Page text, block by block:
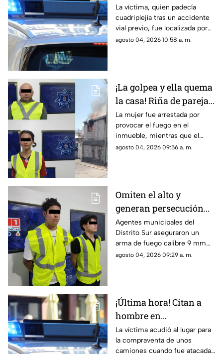
encuentra MUERTA,
pero la postura de su
cuerpo desata
sospechas
La víctima, quien padecía
cuadriplejía tras un accidente
vial previo, fue localizada por
su hermano; las autoridades
agosto 04, 2026 10:58 a. m.
¡La golpea y ella quema
la casa! Riña de pareja
termina en incendio
total de vivienda en
Ciudad Juárez
La mujer fue arrestada por
provocar el fuego en el
inmueble, mientras que el
hombre fue detenido por
agosto 04, 2026 09:56 a. m.
Omiten el alto y
generan persecución
en Ciudad Juárez; tres
son menores de edad
Agentes municipales del
Distrito Sur aseguraron un
arma de fuego calibre 9 mm
luego de frenar la huida de un
agosto 04, 2026 09:29 a. m.
¡Última hora! Citan a
hombre en
supermercado de
bulevar Zaragoza y lo
La víctima acudió al lugar para
la compraventa de unos
camiones cuando fue atacada